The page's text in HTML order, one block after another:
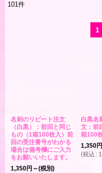
101件
1
名刺のリピート注文
（白黒）：前回と同じ
もの（1箱100枚入）前
回の受注番号がわかる
場合は備考欄にご入力
をお願いいたします。
1,350円 ～(税別)
白黒名
文：前
箱100
1,350円
(税込 :